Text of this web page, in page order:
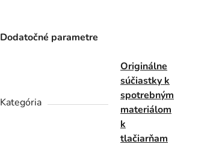
Dodatočné parametre
Kategória
Originálne
súčiastky k
spotrebným
materiálom
k
tlačiarňam